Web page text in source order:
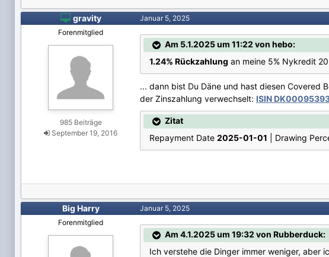
 gravity
Forenmitglied
985 Beiträge
September 19, 2016
Januar 5, 2025
Am 5.1.2025 um 11:22 von hebo:
1.24% Rückzahlung an meine 5% Nykredit
... dann bist Du Däne und hast diesen Covered
der Zinszahlung verwechselt: ISIN
Zitat
Repayment Date 2025-01-01 | Drawing
Big Harry
Forenmitglied
Januar 5, 2025
Am 4.1.2025 um 19:32 von Rubberduck:
Ich verstehe die Dinger immer weniger, aber